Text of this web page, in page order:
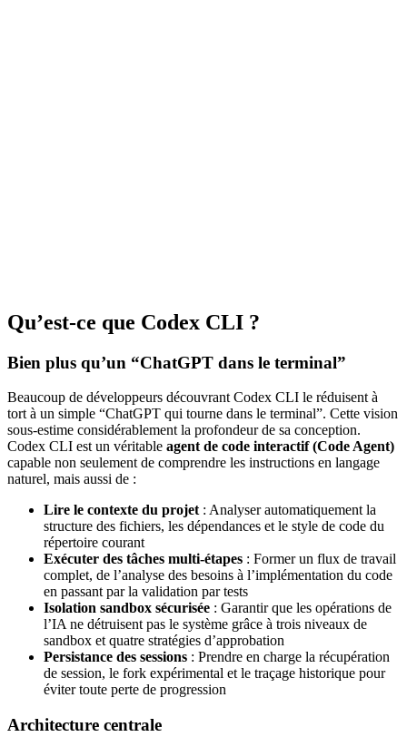
Qu’est-ce que Codex CLI ?
Bien plus qu’un “ChatGPT dans le terminal”
Beaucoup de développeurs découvrant Codex CLI le réduisent à
tort à un simple “ChatGPT qui tourne dans le terminal”. Cette vision
sous-estime considérablement la profondeur de sa conception.
Codex CLI est un véritable agent de code interactif (Code Agent)
capable non seulement de comprendre les instructions en langage
naturel, mais aussi de :
Lire le contexte du projet : Analyser automatiquement la
structure des fichiers, les dépendances et le style de code du
répertoire courant
Exécuter des tâches multi-étapes : Former un flux de travail
complet, de l’analyse des besoins à l’implémentation du code
en passant par la validation par tests
Isolation sandbox sécurisée : Garantir que les opérations de
l’IA ne détruisent pas le système grâce à trois niveaux de
sandbox et quatre stratégies d’approbation
Persistance des sessions : Prendre en charge la récupération
de session, le fork expérimental et le traçage historique pour
éviter toute perte de progression
Architecture centrale